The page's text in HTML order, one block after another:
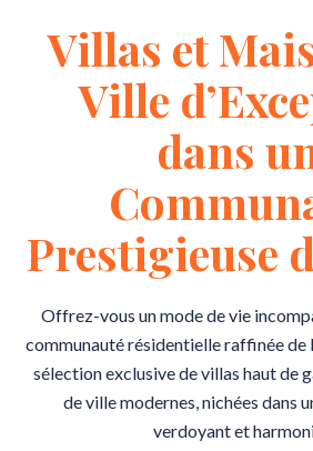
Villas et
Ville
dans
Prestigieuse
Offrez-vous un mode de vie
communauté résidentielle raffinée de
sélection exclusive de villas haut de
de ville modernes, nichées dans
verdoyant et